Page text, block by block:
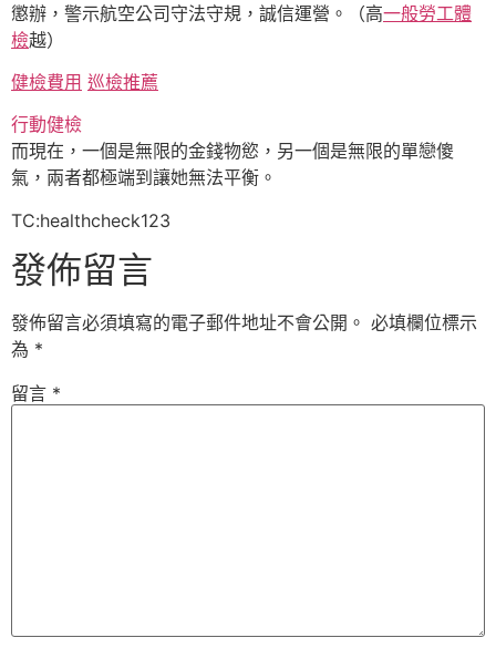
懲辦，警示航空公司守法守規，誠信運營。（高一般勞工體
檢越）
健檢費用 巡檢推薦
行動健檢
而現在，一個是無限的金錢物慾，另一個是無限的單戀傻
氣，兩者都極端到讓她無法平衡。
TC:healthcheck123
發佈留言
發佈留言必須填寫的電子郵件地址不會公開。 必填欄位標示
為 *
留言 *